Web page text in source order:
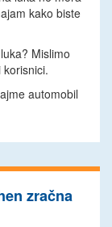
kako biste
Mislimo
automobil
zračna